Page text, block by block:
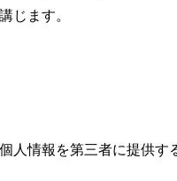
じます。
情報を第三者に提供す